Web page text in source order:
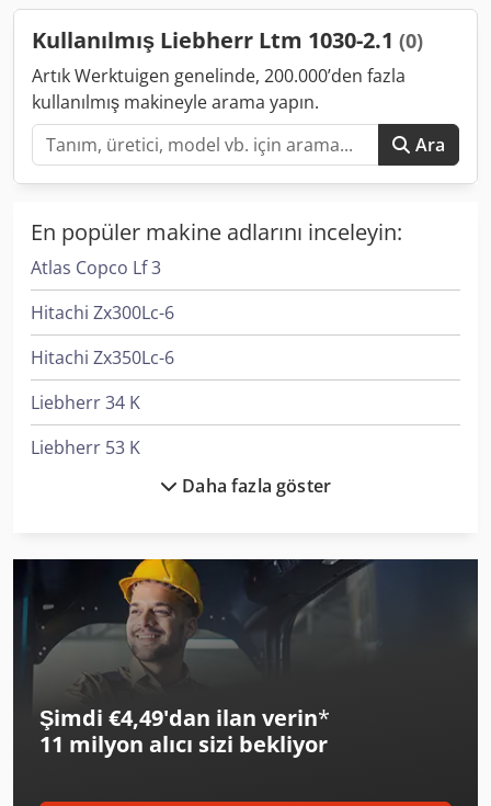
Kullanılmış Liebherr Ltm 1030-2.1 (0)
Artık Werktuigen genelinde, 200.000’den fazla
kullanılmış makineyle arama yapın.
Ara
En popüler makine adlarını inceleyin:
Atlas Copco Lf 3
Hitachi Zx300Lc-6
Hitachi Zx350Lc-6
Liebherr 34 K
Liebherr 53 K
Liebherr A 920 Litronic
Liebherr G9512
Liebherr L 514 Stereo
Liebherr L 538
Liebherr L 546
Daha fazla göster
Şimdi €4,49'dan ilan verin*
11 milyon alıcı sizi bekliyor